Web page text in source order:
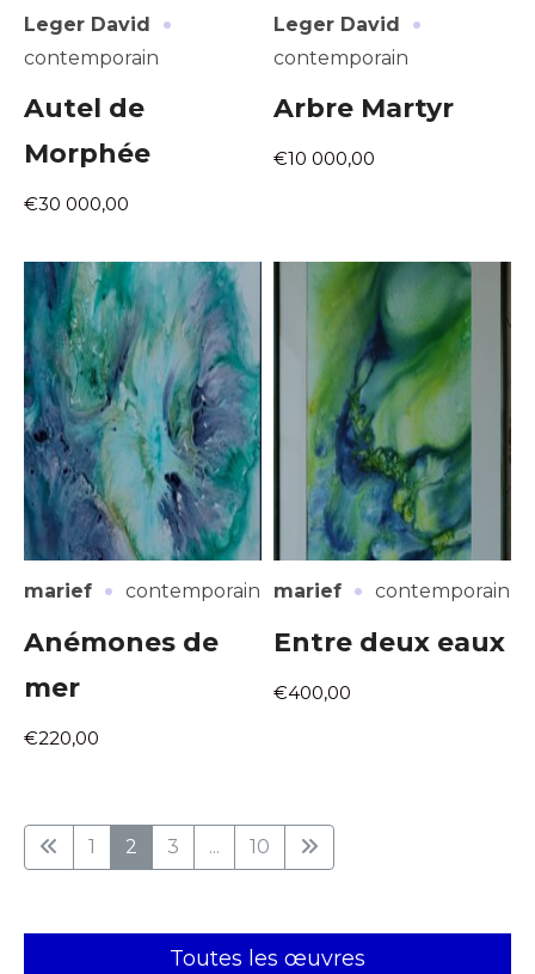
Leger David ·
contemporain
Autel de
Morphée
€30 000,00
Leger David ·
contemporain
Arbre Martyr
€10 000,00
marief · contemporain
Anémones de
mer
€220,00
marief · contemporain
Entre deux eaux
€400,00
1 2 3 ... 10
Toutes les œuvres